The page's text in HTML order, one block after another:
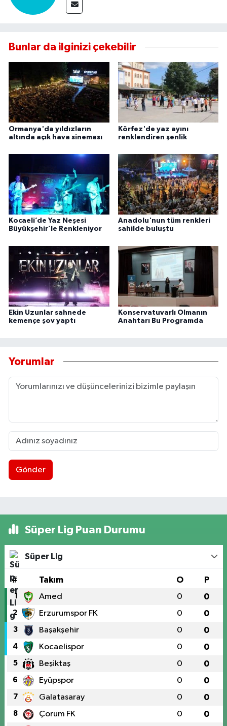
Bunlar da ilginizi çekebilir
Ormanya'da yıldızların
altında açık hava sineması
Körfez'de yaz ayını
renklendiren şenlik
Kocaeli’de Yaz Neşesi
Büyükşehir’le Renkleniyor
Anadolu'nun tüm renkleri
sahilde buluştu
Ekin Uzunlar sahnede
kemençe şov yaptı
Konservatuvarlı Olmanın
Anahtarı Bu Programda
Yorumlar
Gönder
Süper Lig Puan Durumu
Süper Lig
# Takım O P
1 Amed 0 0
2 Erzurumspor FK 0 0
3 Başakşehir 0 0
4 Kocaelispor 0 0
5 Beşiktaş 0 0
6 Eyüpspor 0 0
7 Galatasaray 0 0
8 Çorum FK 0 0